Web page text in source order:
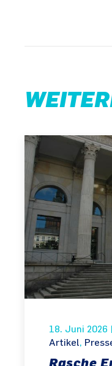
18. Juni 2026
Artikel,